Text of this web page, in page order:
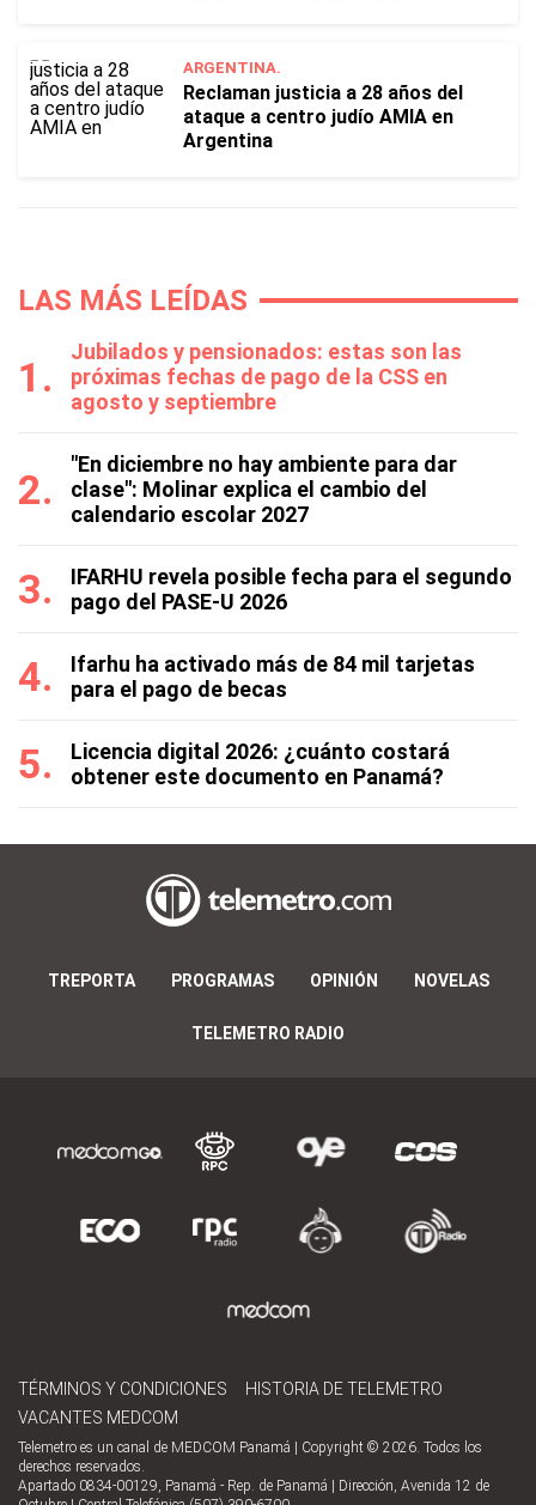
ARGENTINA.
Reclaman justicia a 28 años del
ataque a centro judío AMIA en
Argentina
LAS MÁS LEÍDAS
Jubilados y pensionados: estas son las
próximas fechas de pago de la CSS en
agosto y septiembre
"En diciembre no hay ambiente para dar
clase": Molinar explica el cambio del
calendario escolar 2027
IFARHU revela posible fecha para el segundo
pago del PASE-U 2026
Ifarhu ha activado más de 84 mil tarjetas
para el pago de becas
Licencia digital 2026: ¿cuánto costará
obtener este documento en Panamá?
TREPORTA PROGRAMAS OPINIÓN NOVELAS
TELEMETRO RADIO
TÉRMINOS Y CONDICIONES
HISTORIA DE TELEMETRO
VACANTES MEDCOM
Telemetro es un canal de MEDCOM Panamá | Copyright © 2026. Todos los
derechos reservados.
Apartado 0834-00129, Panamá - Rep. de Panamá | Dirección, Avenida 12 de